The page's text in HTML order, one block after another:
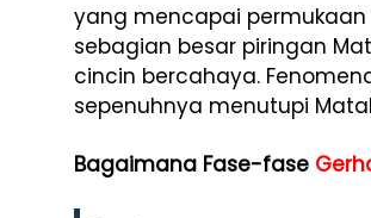
yang mencapai
sebagian besar piringan
cincin bercahaya.
sepenuhnya menutupi
Bagaimana Fase-fase